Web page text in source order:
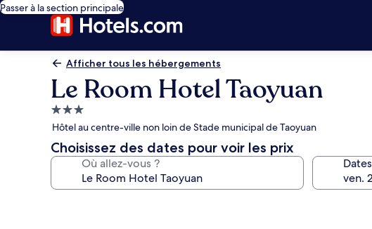
Passer à la section principale
Afficher tous les hébergements
Le Room Hotel Taoyuan
Hébergement
3.0 étoiles
Hôtel au centre-ville non loin de Stade municipal de Taoyuan
Choisissez des dates pour voir les prix
Où allez-vous ? Dates